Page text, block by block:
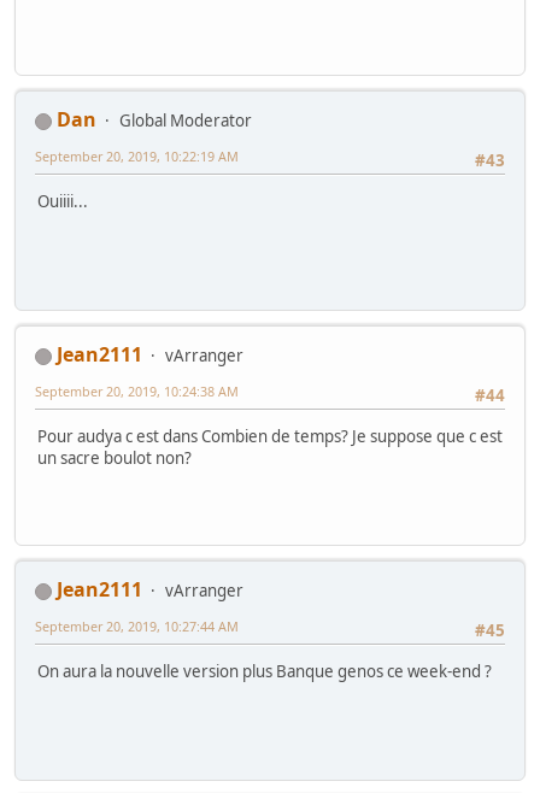
Dan
Global Moderator
#43
September 20, 2019, 10:22:19 AM
Ouiiii...
Jean2111
vArranger
#44
September 20, 2019, 10:24:38 AM
Pour audya c est dans Combien de temps? Je suppose que c est
un sacre boulot non?
Jean2111
vArranger
#45
September 20, 2019, 10:27:44 AM
On aura la nouvelle version plus Banque genos ce week-end ?